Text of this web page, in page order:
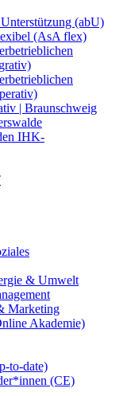
(abU)
(AsA flex)
| Braunschweig
IHK-
& Umwelt
Marketing
Akademie)
to-date)
(CE)